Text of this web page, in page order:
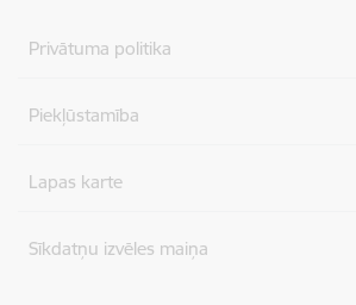
Privātuma politika
Piekļūstamība
Lapas karte
Sīkdatņu izvēles maiņa